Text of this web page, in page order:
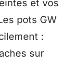
et vos
pots GW
:
sur